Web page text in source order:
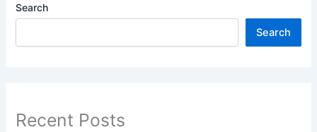
Search
Search
Recent Posts